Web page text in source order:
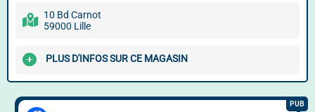
10 Bd Carnot
59000 Lille
PLUS D'INFOS SUR CE MAGASIN